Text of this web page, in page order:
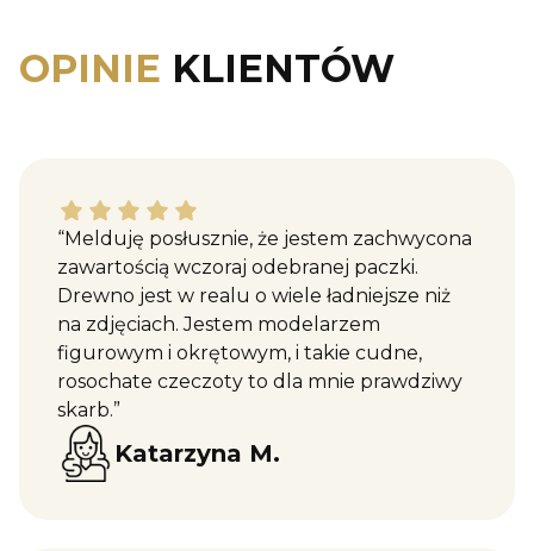
OPINIE KLIENTÓW
Katarzyna M. dał ocenę: 5
“Melduję posłusznie, że jestem zachwycona
zawartością wczoraj odebranej paczki.
Drewno jest w realu o wiele ładniejsze niż
na zdjęciach. Jestem modelarzem
figurowym i okrętowym, i takie cudne,
rosochate czeczoty to dla mnie prawdziwy
skarb.”
Katarzyna M.